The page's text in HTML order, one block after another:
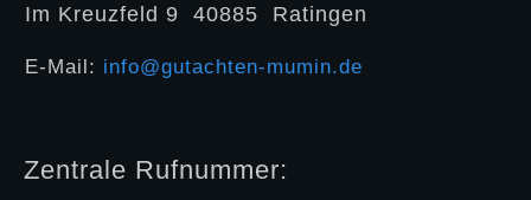
Im Kreuzfeld 9 40885 Ratingen
E-Mail: info@gutachten-mumin.de
Zentrale Rufnummer: